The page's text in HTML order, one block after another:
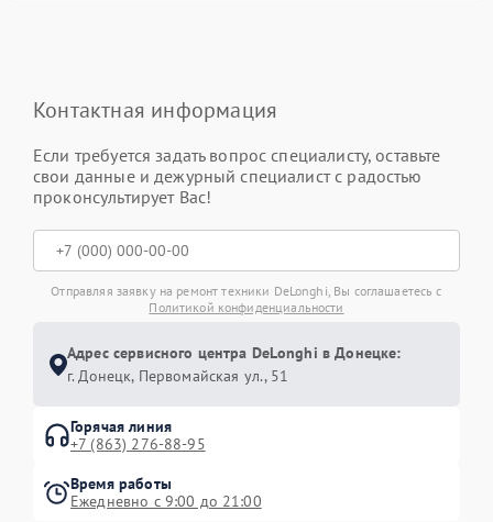
Контактная информация
Если требуется задать вопрос специалисту, оставьте
свои данные и дежурный специалист с радостью
проконсультирует Вас!
Отправляя заявку на ремонт техники DeLonghi, Вы соглашаетесь с
Политикой конфиденциальности
Адрес сервисного центра DeLonghi в Донецке:
г. Донецк, Первомайская ул., 51
Горячая линия
+7 (863) 276-88-95
Время работы
Ежедневно с 9:00 до 21:00